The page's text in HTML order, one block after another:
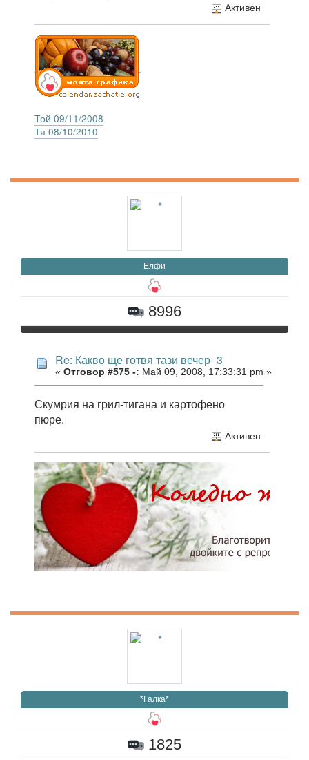
Активен
Той 09/11/2008
Тя 08/10/2010
Елфи
8996
Re: Какво ще готвя тази вечер- 3
« Отговор #575 -: Май 09, 2008, 17:33:31 pm »
Скумрия на грил-тигана и картофено
пюре.
Активен
*Галка*
1825